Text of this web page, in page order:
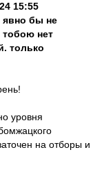
15:55
явно бы не
нет
только
уровня
на отборы и